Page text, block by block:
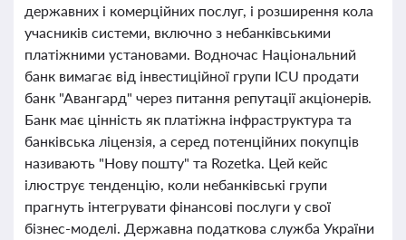
державних і комерційних послуг, і розширення кола
учасників системи, включно з небанківськими
платіжними установами. Водночас Національний
банк вимагає від інвестиційної групи ICU продати
банк "Авангард" через питання репутації акціонерів.
Банк має цінність як платіжна інфраструктура та
банківська ліцензія, а серед потенційних покупців
називають "Нову пошту" та Rozetka. Цей кейс
ілюструє тенденцію, коли небанківські групи
прагнуть інтегрувати фінансові послуги у свої
бізнес-моделі. Державна податкова служба України